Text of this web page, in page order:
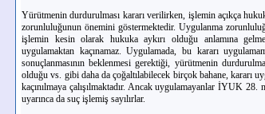
Yürütmenin durdurulması kararı verilirken, işlemin açıkça
zorunluluğunun önemini göstermektedir. Uygulanma
işlemin kesin olarak hukuka aykırı olduğu anlamına
uygulamaktan kaçınamaz. Uygulamada, bu kararı
sonuçlanmasının beklenmesi gerektiği, yürütmenin
olduğu vs. gibi daha da çoğaltılabilecek birçok bahane, kararı
kaçınılmaya çalışılmaktadır. Ancak uygulamayanlar İYUK
uyarınca da suç işlemiş sayılırlar.